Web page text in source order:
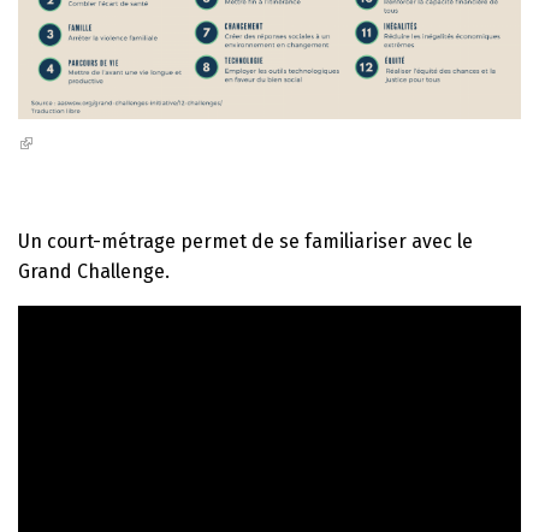
Un court-métrage permet de se familiariser avec le
Grand Challenge.